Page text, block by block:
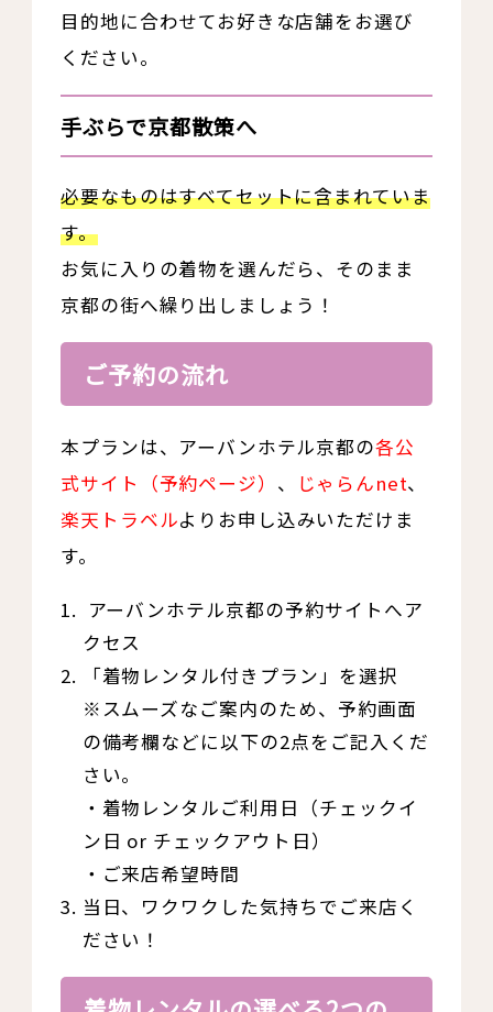
目的地に合わせてお好きな店舗をお選び
ください。
手ぶらで京都散策へ
必要なものはすべてセットに含まれていま
す。
お気に入りの着物を選んだら、そのまま
京都の街へ繰り出しましょう！
ご予約の流れ
本プランは、アーバンホテル京都の各公
式サイト（予約ページ） 、 じゃらんnet、
楽天トラベルよりお申し込みいただけま
す。
アーバンホテル京都の予約サイトへア
クセス
「着物レンタル付きプラン」を選択
※スムーズなご案内のため、予約画面
の備考欄などに以下の2点をご記入くだ
さい。
・着物レンタルご利用日（チェックイ
ン日 or チェックアウト日）
・ご来店希望時間
当日、ワクワクした気持ちでご来店く
ださい！